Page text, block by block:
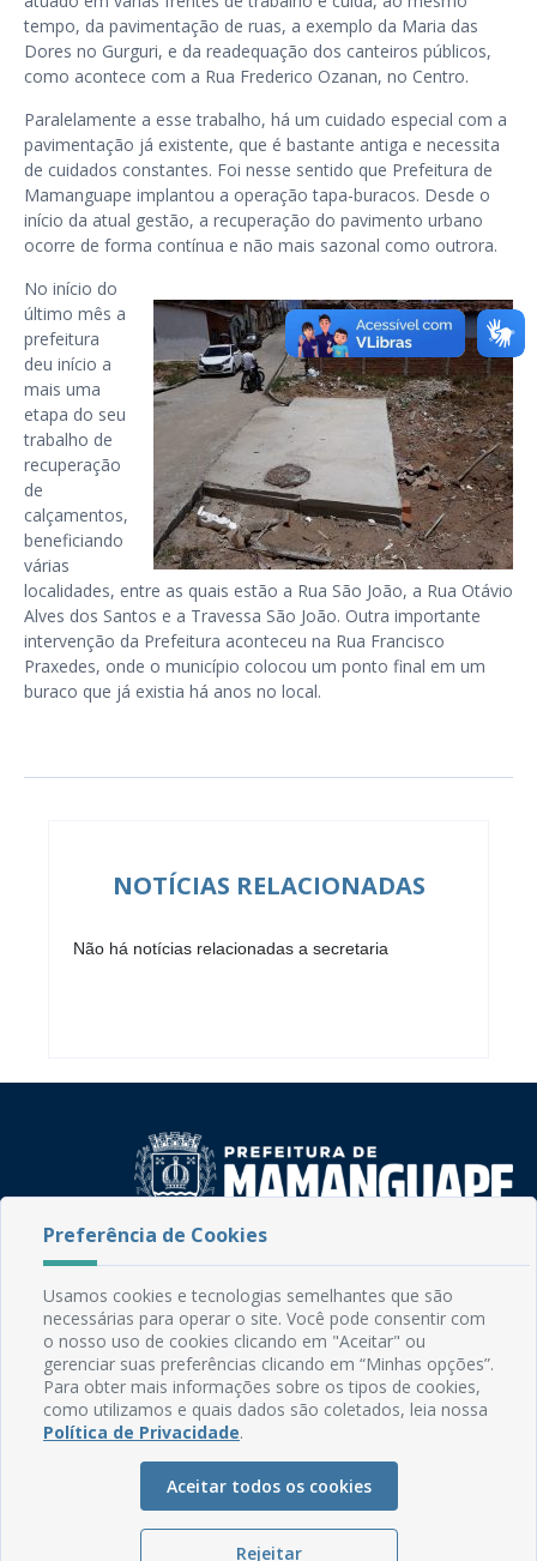
tempo, da pavimentação de ruas, a exemplo da Maria das
Dores no Gurguri, e da readequação dos canteiros públicos,
como acontece com a Rua Frederico Ozanan, no Centro.
Paralelamente a esse trabalho, há um cuidado especial com a
pavimentação já existente, que é bastante antiga e necessita
de cuidados constantes. Foi nesse sentido que Prefeitura de
Mamanguape implantou a operação tapa-buracos. Desde o
início da atual gestão, a recuperação do pavimento urbano
ocorre de forma contínua e não mais sazonal como outrora.
No início do
último mês a
prefeitura
deu início a
mais uma
etapa do seu
trabalho de
recuperação
de
calçamentos,
beneficiando
várias
localidades, entre as quais estão a Rua São João, a Rua Otávio
Alves dos Santos e a Travessa São João. Outra importante
intervenção da Prefeitura aconteceu na Rua Francisco
Praxedes, onde o município colocou um ponto final em um
buraco que já existia há anos no local.
NOTÍCIAS RELACIONADAS
Não há notícias relacionadas a secretaria
CEP: 58.280-000 - Mamanguape/PB
Fone: (83) 3292-2246
Email: comunicacao@mamanguape.pb.gov.br
Expediente: Segunda à Sexta, das 08h às 13h
Mapa do Site
Manual de Navegação
Preferência de Cookies
Usamos cookies e tecnologias semelhantes que são
necessárias para operar o site. Você pode consentir com
o nosso uso de cookies clicando em "Aceitar" ou
gerenciar suas preferências clicando em “Minhas opções”.
Para obter mais informações sobre os tipos de cookies,
como utilizamos e quais dados são coletados, leia nossa
Política de Privacidade.
Aceitar todos os cookies
Rejeitar